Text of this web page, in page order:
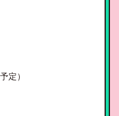
定）